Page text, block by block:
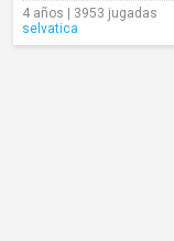
4 años | 3953 jugadas
selvatica